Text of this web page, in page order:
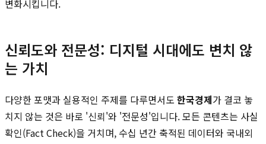
변화시킵니다.
신뢰도와 전문성: 디지털 시대에도 변치 않
는 가치
다양한 포맷과 실용적인 주제를 다루면서도 한국경제가 결코 놓
치지 않는 것은 바로 '신뢰'와 '전문성'입니다. 모든 콘텐츠는 사실
확인(Fact Check)을 거치며, 수십 년간 축적된 데이터와 국내외